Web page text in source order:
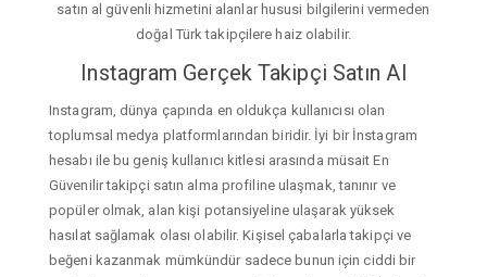
satın al güvenli hizmetini alanlar hususi bilgilerini vermeden
doğal Türk takipçilere haiz olabilir.
Instagram Gerçek Takipçi Satın Al
Instagram, dünya çapında en oldukça kullanıcısı olan
toplumsal medya platformlarından biridir. İyi bir İnstagram
hesabı ile bu geniş kullanıcı kitlesi arasında müsait En
Güvenilir takipçi satın alma profiline ulaşmak, tanınır ve
popüler olmak, alan kişi potansiyeline ulaşarak yüksek
hasılat sağlamak olası olabilir. Kişisel çabalarla takipçi ve
beğeni kazanmak mümkündür sadece bunun için ciddi bir